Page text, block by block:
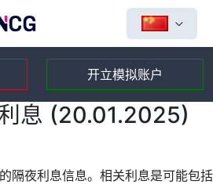
开立模拟账户
息 (20.01.2025)
隔夜利息信息。相关利息是可能包括